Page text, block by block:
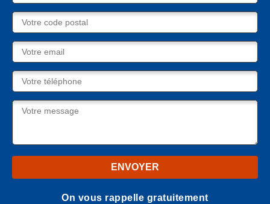
On vous rappelle gratuitement